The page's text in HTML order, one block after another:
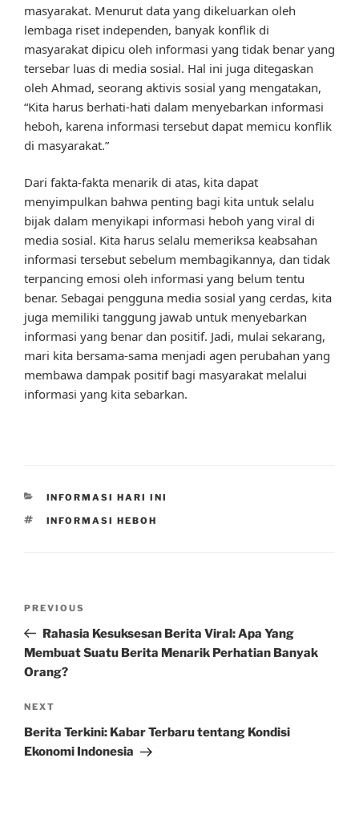
masyarakat. Menurut data yang dikeluarkan oleh
lembaga riset independen, banyak konflik di
masyarakat dipicu oleh informasi yang tidak benar yang
tersebar luas di media sosial. Hal ini juga ditegaskan
oleh Ahmad, seorang aktivis sosial yang mengatakan,
“Kita harus berhati-hati dalam menyebarkan informasi
heboh, karena informasi tersebut dapat memicu konflik
di masyarakat.”
Dari fakta-fakta menarik di atas, kita dapat
menyimpulkan bahwa penting bagi kita untuk selalu
bijak dalam menyikapi informasi heboh yang viral di
media sosial. Kita harus selalu memeriksa keabsahan
informasi tersebut sebelum membagikannya, dan tidak
terpancing emosi oleh informasi yang belum tentu
benar. Sebagai pengguna media sosial yang cerdas, kita
juga memiliki tanggung jawab untuk menyebarkan
informasi yang benar dan positif. Jadi, mulai sekarang,
mari kita bersama-sama menjadi agen perubahan yang
membawa dampak positif bagi masyarakat melalui
informasi yang kita sebarkan.
CATEGORIES
INFORMASI HARI INI
TAGS
INFORMASI HEBOH
Previous
Post
PREVIOUS
Rahasia Kesuksesan Berita Viral: Apa Yang
Membuat Suatu Berita Menarik Perhatian Banyak
Orang?
Next
Post
NEXT
Berita Terkini: Kabar Terbaru tentang Kondisi
Ekonomi Indonesia